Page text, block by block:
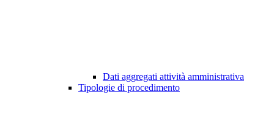
Dati aggregati attività amministrativa
Tipologie di procedimento